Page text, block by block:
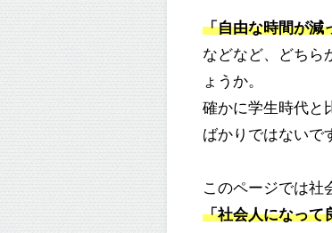
「自由な時間が減
などなど、どちら
ょうか。
確かに学生時代と
ばかりではないで
このページでは社
「社会人になって